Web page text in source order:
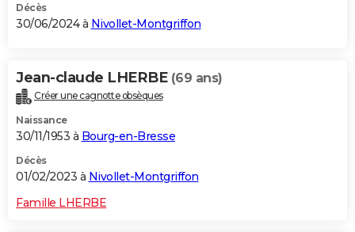
BONS PLANS
Carte de Noël
Carte Bonne année
Carte Saint-Valentin
Carte Pâques
Carte d'anniversaire
DICTIONNAIRE
PROGRAMME TV
COPAINS D'AVANT
S'inscrire
Se connecter
Lycées
Collèges
Primaires
Universités
Entreprises
Service militaire
Avis de recherche
AVIS DE DÉCÈS
FORUM
Décès
30/06/2024 à Nivollet-Montgriffon
Jean-claude LHERBE (69 ans)
Créer une cagnotte obsèques
Naissance
30/11/1953 à Bourg-en-Bresse
Décès
01/02/2023 à Nivollet-Montgriffon
Famille LHERBE